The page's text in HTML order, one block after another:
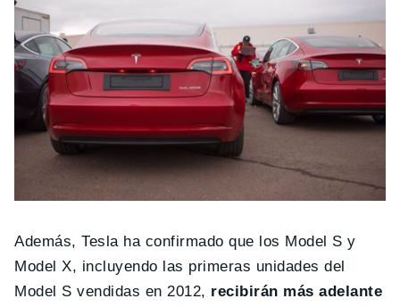
Además, Tesla ha confirmado que los Model S y
Model X, incluyendo las primeras unidades del
Model S vendidas en 2012, recibirán más adelante